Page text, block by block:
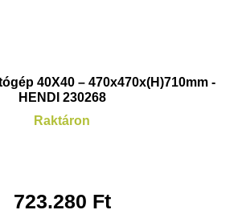
40X40 – 470x470x(H)710mm -
HENDI 230268
Raktáron
723.280 Ft